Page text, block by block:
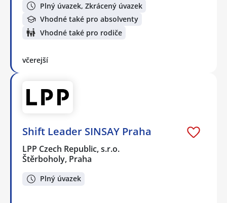
Plný úvazek, Zkrácený úvazek
Vhodné také pro absolventy
Vhodné také pro rodiče
včerejší
Shift Leader SINSAY Praha
LPP Czech Republic, s.r.o.
Štěrboholy, Praha
Plný úvazek